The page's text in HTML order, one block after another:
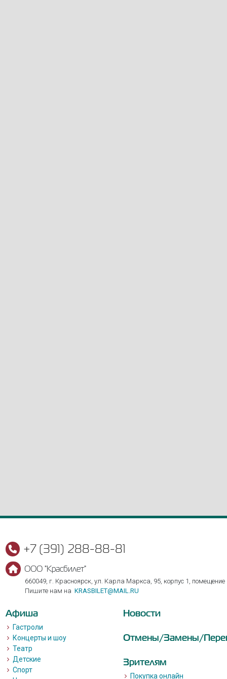
+7 (391) 288-88-81
ООО "Красбилет"
660049, г. Красноярск, ул. Карла Маркса, 95, корпус 1, помещение
Пишите нам на KRASBILET@MAIL.RU
Афиша
Гастроли
Концерты и шоу
Театр
Детские
Спорт
Новости
Отмены/Замены/
Зрителям
Покупка онлайн